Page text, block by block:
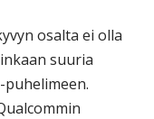
osalta ei olla
suuria